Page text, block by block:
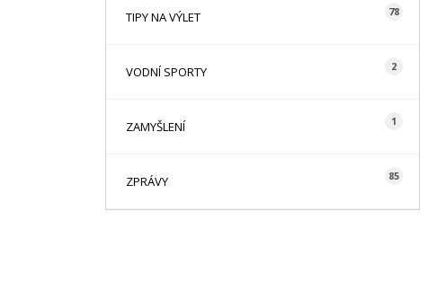
TIPY NA VÝLET 78
VODNÍ SPORTY 2
ZAMYŠLENÍ 1
ZPRÁVY 85